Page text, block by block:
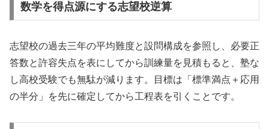
数学を得点源にする志望校逆算
志望校の過去三年の平均難度と設問構成を参照し、必要正
答数と許容失点を表にしてから訓練量を見積もると、塾な
し高校受験でも無駄が減ります。目標は「標準満点＋応用
の半分」を先に確定してから工程表を引くことです。